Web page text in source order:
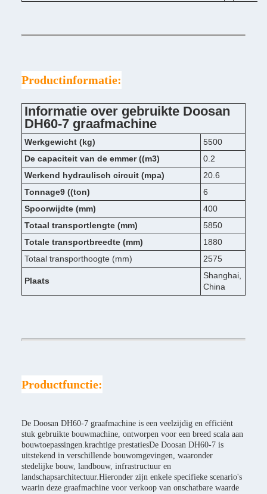
Productinformatie:
Informatie over gebruikte Doosan
DH60-7 graafmachine
Werkgewicht (kg)
5500
De capaciteit van de emmer ((m3)
0.2
Werkend hydraulisch circuit (mpa)
20.6
Tonnage9 ((ton)
6
Spoorwijdte (mm)
400
Totaal transportlengte (mm)
5850
Totale transportbreedte (mm)
1880
Totaal transporthoogte (mm)
2575
Plaats
Shanghai,
China
Productfunctie:
De Doosan DH60-7 graafmachine is een veelzijdig en efficiënt
stuk gebruikte bouwmachine, ontworpen voor een breed scala aan
bouwtoepassingen.krachtige prestatiesDe Doosan DH60-7 is
uitstekend in verschillende bouwomgevingen, waaronder
stedelijke bouw, landbouw, infrastructuur en
landschapsarchitectuur.Hieronder zijn enkele specifieke scenario's
waarin deze graafmachine voor verkoop van onschatbare waarde